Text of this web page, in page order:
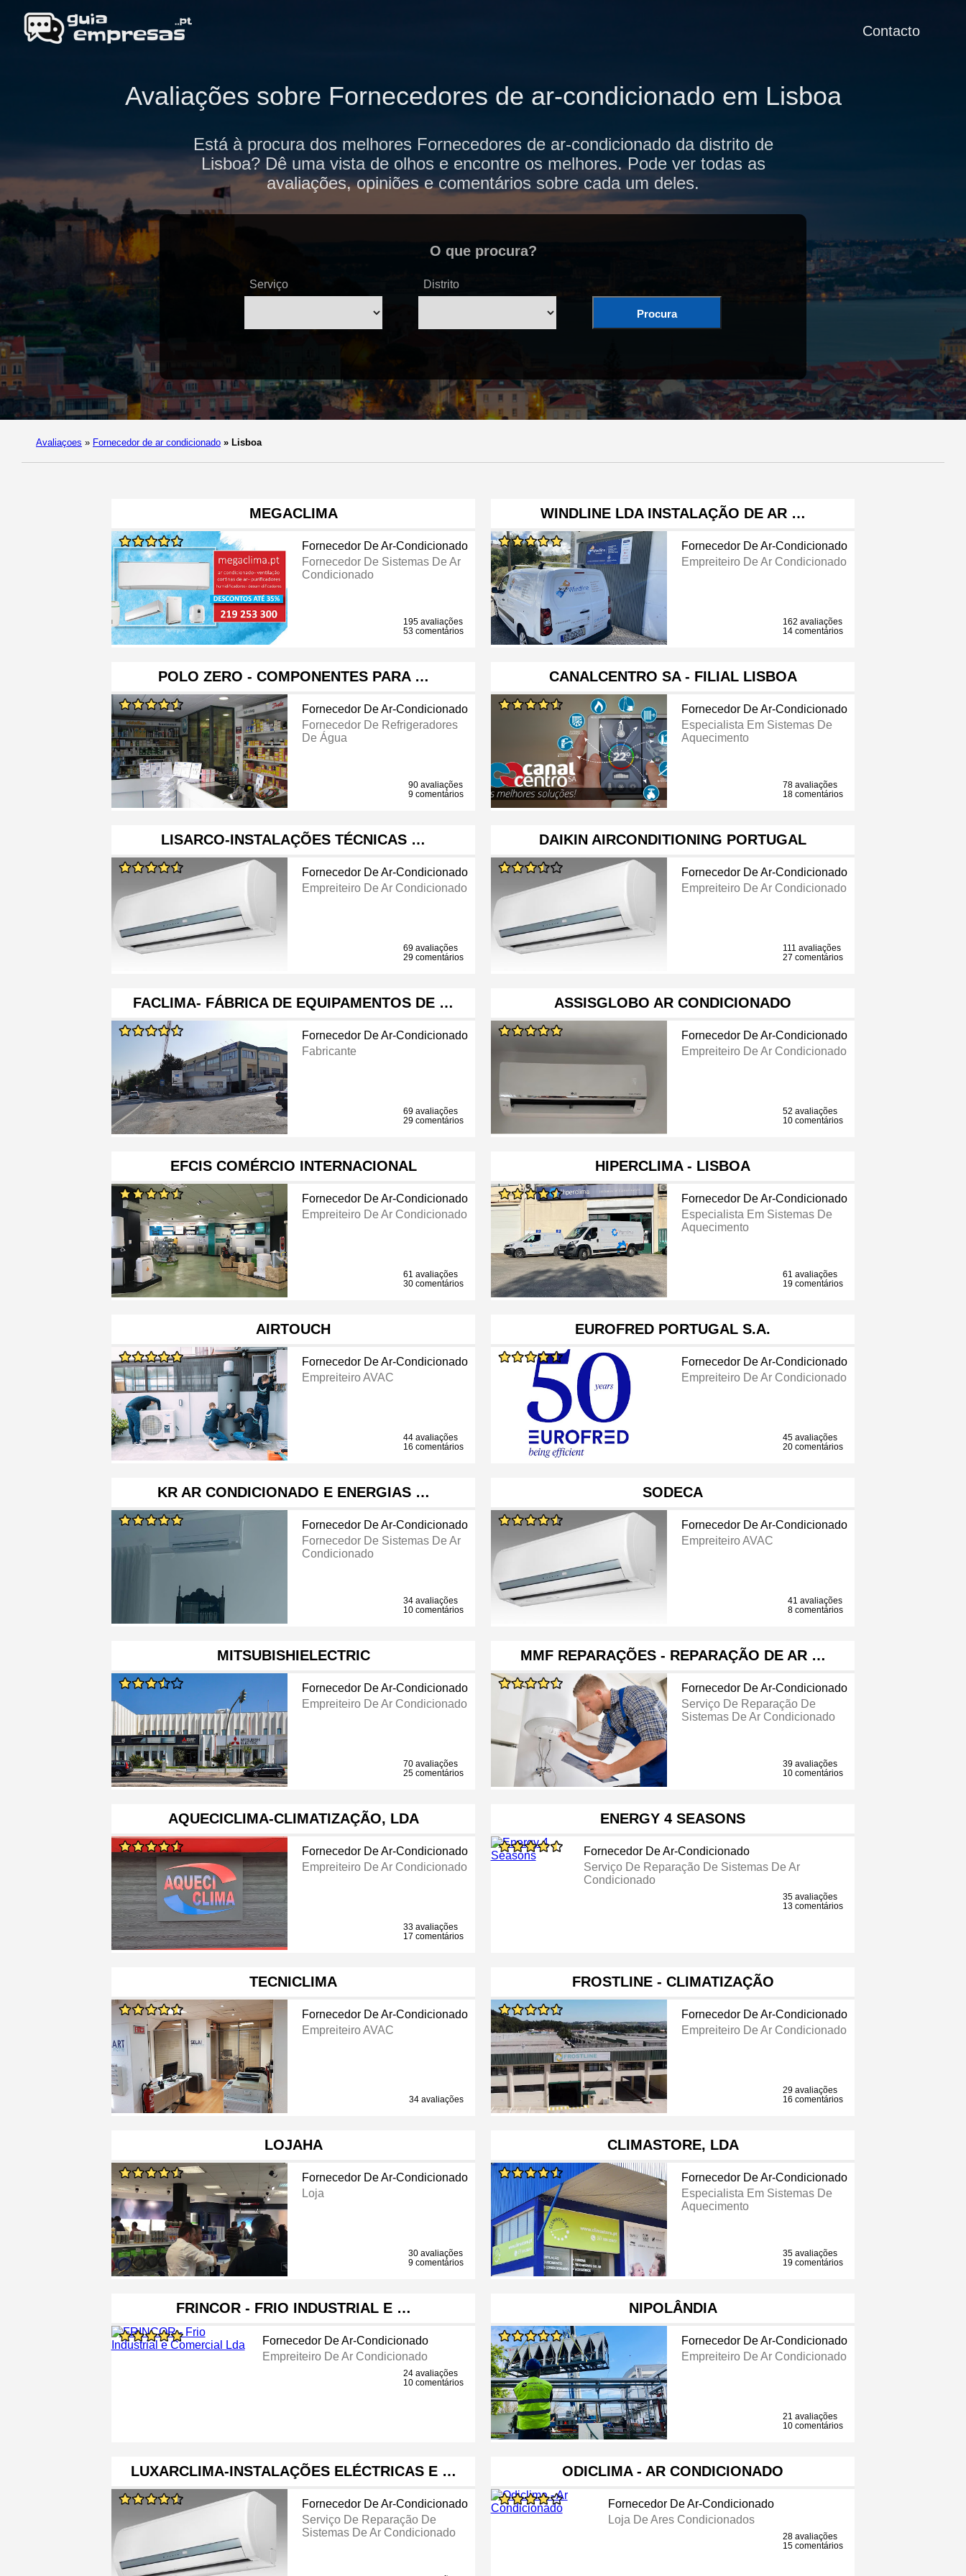
Contacto
Avaliações sobre Fornecedores de ar-condicionado em Lisboa
Está à procura dos melhores Fornecedores de ar-condicionado da distrito de
Lisboa? Dê uma vista de olhos e encontre os melhores. Pode ver todas as
avaliações, opiniões e comentários sobre cada um deles.
O que procura?
Serviço Distrito
Procura
Avaliaçoes » Fornecedor de ar condicionado » Lisboa
MEGACLIMA
Fornecedor De Ar-Condicionado
Fornecedor De Sistemas De Ar
Condicionado
195 avaliações
53 comentários
WINDLINE LDA INSTALAÇÃO DE AR …
Fornecedor De Ar-Condicionado
Empreiteiro De Ar Condicionado
162 avaliações
14 comentários
POLO ZERO - COMPONENTES PARA …
Fornecedor De Ar-Condicionado
Fornecedor De Refrigeradores
De Água
90 avaliações
9 comentários
CANALCENTRO SA - FILIAL LISBOA
Fornecedor De Ar-Condicionado
Especialista Em Sistemas De
Aquecimento
78 avaliações
18 comentários
LISARCO-INSTALAÇÕES TÉCNICAS …
Fornecedor De Ar-Condicionado
Empreiteiro De Ar Condicionado
69 avaliações
29 comentários
DAIKIN AIRCONDITIONING PORTUGAL
Fornecedor De Ar-Condicionado
Empreiteiro De Ar Condicionado
111 avaliações
27 comentários
FACLIMA- FÁBRICA DE EQUIPAMENTOS DE …
Fornecedor De Ar-Condicionado
Fabricante
69 avaliações
29 comentários
ASSISGLOBO AR CONDICIONADO
Fornecedor De Ar-Condicionado
Empreiteiro De Ar Condicionado
52 avaliações
10 comentários
EFCIS COMÉRCIO INTERNACIONAL
Fornecedor De Ar-Condicionado
Empreiteiro De Ar Condicionado
61 avaliações
30 comentários
HIPERCLIMA - LISBOA
Fornecedor De Ar-Condicionado
Especialista Em Sistemas De
Aquecimento
61 avaliações
19 comentários
AIRTOUCH
Fornecedor De Ar-Condicionado
Empreiteiro AVAC
44 avaliações
16 comentários
EUROFRED PORTUGAL S.A.
Fornecedor De Ar-Condicionado
Empreiteiro De Ar Condicionado
45 avaliações
20 comentários
KR AR CONDICIONADO E ENERGIAS …
Fornecedor De Ar-Condicionado
Fornecedor De Sistemas De Ar
Condicionado
34 avaliações
10 comentários
SODECA
Fornecedor De Ar-Condicionado
Empreiteiro AVAC
41 avaliações
8 comentários
MITSUBISHIELECTRIC
Fornecedor De Ar-Condicionado
Empreiteiro De Ar Condicionado
70 avaliações
25 comentários
MMF REPARAÇÕES - REPARAÇÃO DE AR …
Fornecedor De Ar-Condicionado
Serviço De Reparação De
Sistemas De Ar Condicionado
39 avaliações
10 comentários
AQUECICLIMA-CLIMATIZAÇÃO, LDA
Fornecedor De Ar-Condicionado
Empreiteiro De Ar Condicionado
33 avaliações
17 comentários
ENERGY 4 SEASONS
Fornecedor De Ar-Condicionado
Serviço De Reparação De Sistemas De Ar
Condicionado
35 avaliações
13 comentários
TECNICLIMA
Fornecedor De Ar-Condicionado
Empreiteiro AVAC
34 avaliações
FROSTLINE - CLIMATIZAÇÃO
Fornecedor De Ar-Condicionado
Empreiteiro De Ar Condicionado
29 avaliações
16 comentários
LOJAHA
Fornecedor De Ar-Condicionado
Loja
30 avaliações
9 comentários
CLIMASTORE, LDA
Fornecedor De Ar-Condicionado
Especialista Em Sistemas De
Aquecimento
35 avaliações
19 comentários
FRINCOR - FRIO INDUSTRIAL E …
Fornecedor De Ar-Condicionado
Empreiteiro De Ar Condicionado
24 avaliações
10 comentários
NIPOLÂNDIA
Fornecedor De Ar-Condicionado
Empreiteiro De Ar Condicionado
21 avaliações
10 comentários
LUXARCLIMA-INSTALAÇÕES ELÉCTRICAS E …
Fornecedor De Ar-Condicionado
Serviço De Reparação De
Sistemas De Ar Condicionado
ODICLIMA - AR CONDICIONADO
Fornecedor De Ar-Condicionado
Loja De Ares Condicionados
28 avaliações
15 comentários